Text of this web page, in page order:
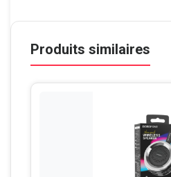
Produits similaires